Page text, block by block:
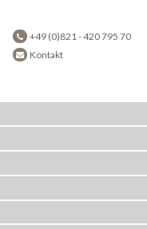
+49 (0)821 - 420 795 70
Kontakt